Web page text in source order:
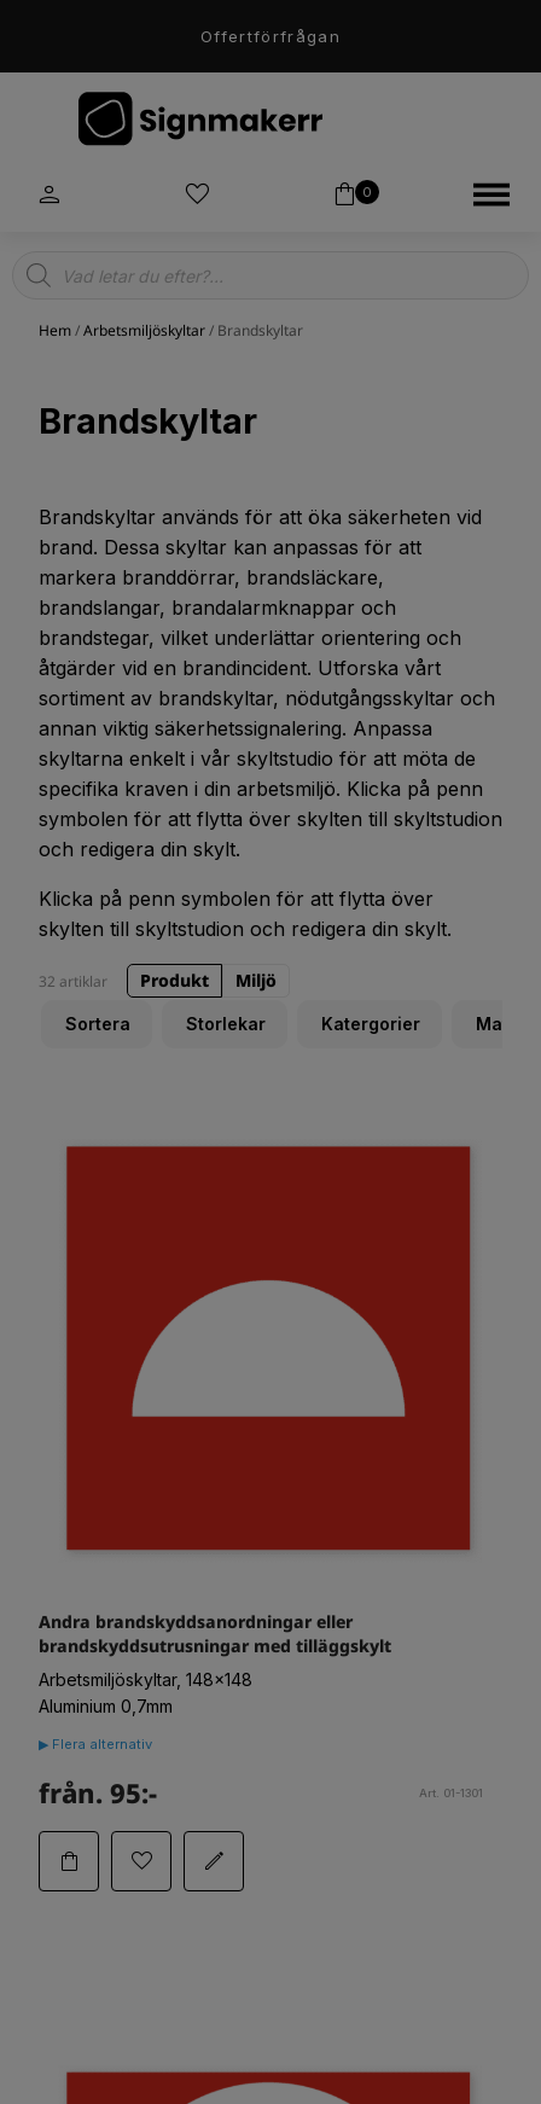
Offertförfrågan
0
Products
search
Hem/Arbetsmiljöskyltar/ Brandskyltar
Brandskyltar
Brandskyltar används för att öka säkerheten vid
brand. Dessa skyltar kan anpassas för att
markera branddörrar, brandsläckare,
brandslangar, brandalarmknappar och
brandstegar, vilket underlättar orientering och
åtgärder vid en brandincident. Utforska vårt
sortiment av brandskyltar, nödutgångsskyltar och
annan viktig säkerhetssignalering. Anpassa
skyltarna enkelt i vår skyltstudio för att möta de
specifika kraven i din arbetsmiljö. Klicka på penn
symbolen för att flytta över skylten till skyltstudion
och redigera din skylt.
Klicka på penn symbolen för att flytta över
skylten till skyltstudion och redigera din skylt.
Sortera Storlekar Katergorier
32 artiklar Produkt Miljö
Andra brandskyddsanordningar eller
brandskyddsutrusningar med tilläggskylt
Arbetsmiljöskyltar, 148x148
Aluminium 0,7mm
▶ Flera alternativ
från. 95:- Art. 01-1301